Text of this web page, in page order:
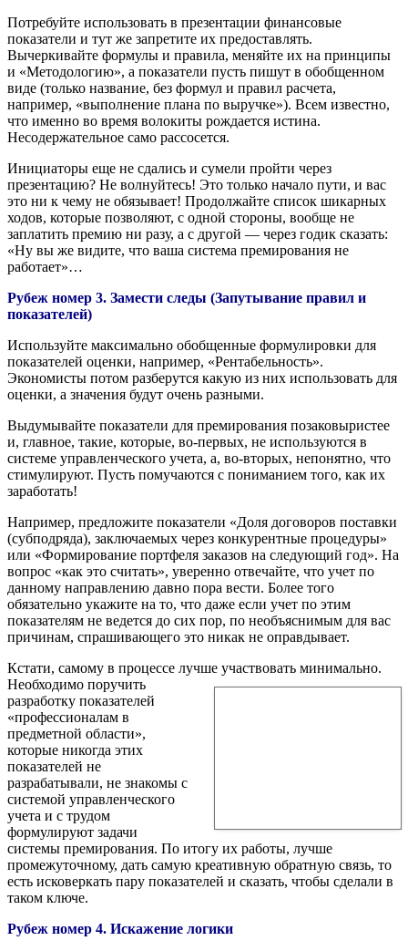
Потребуйте использовать в презентации финансовые
показатели и тут же запретите их предоставлять.
Вычеркивайте формулы и правила, меняйте их на принципы
и «Методологию», а показатели пусть пишут в обобщенном
виде (только название, без формул и правил расчета,
например, «выполнение плана по выручке»). Всем известно,
что именно во время волокиты рождается истина.
Несодержательное само рассосется.
Инициаторы еще не сдались и сумели пройти через
презентацию? Не волнуйтесь! Это только начало пути, и вас
это ни к чему не обязывает! Продолжайте список шикарных
ходов, которые позволяют, с одной стороны, вообще не
заплатить премию ни разу, а с другой — через годик сказать:
«Ну вы же видите, что ваша система премирования не
работает»…
Рубеж номер 3. Замести следы (Запутывание правил и
показателей)
Используйте максимально обобщенные формулировки для
показателей оценки, например, «Рентабельность».
Экономисты потом разберутся какую из них использовать для
оценки, а значения будут очень разными.
Выдумывайте показатели для премирования позаковыристее
и, главное, такие, которые, во-первых, не используются в
системе управленческого учета, а, во-вторых, непонятно, что
стимулируют. Пусть помучаются с пониманием того, как их
заработать!
Например, предложите показатели «Доля договоров поставки
(субподряда), заключаемых через конкурентные процедуры»
или «Формирование портфеля заказов на следующий год». На
вопрос «как это считать», уверенно отвечайте, что учет по
данному направлению давно пора вести. Более того
обязательно укажите на то, что даже если учет по этим
показателям не ведется до сих пор, по необъяснимым для вас
причинам, спрашивающего это никак не оправдывает.
Кстати, самому в процессе лучше участвовать минимально.
Необходимо поручить
разработку показателей
«профессионалам в
предметной области»,
которые никогда этих
показателей не
разрабатывали, не знакомы с
системой управленческого
учета и с трудом
формулируют задачи
системы премирования. По итогу их работы, лучше
промежуточному, дать самую креативную обратную связь, то
есть исковеркать пару показателей и сказать, чтобы сделали в
таком ключе.
Рубеж номер 4. Искажение логики